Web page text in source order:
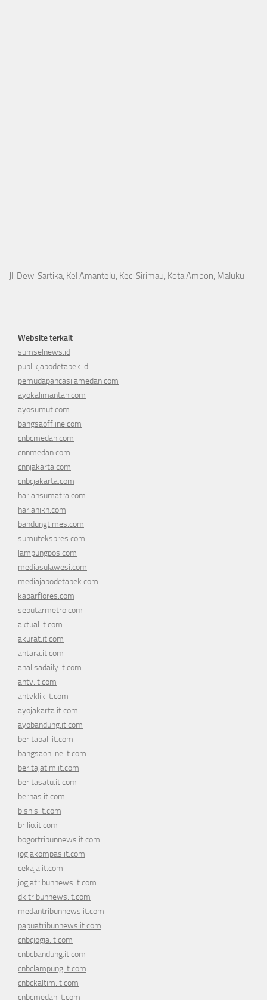
Jl. Dewi Sartika, Kel Amantelu, Kec. Sirimau, Kota Ambon, Maluku
Website terkait
sumselnews.id
publikjabodetabek.id
pemudapancasilamedan.com
ayokalimantan.com
ayosumut.com
bangsaoffline.com
cnbcmedan.com
cnnmedan.com
cnnjakarta.com
cnbcjakarta.com
hariansumatra.com
harianikn.com
bandungtimes.com
sumutekspres.com
lampungpos.com
mediasulawesi.com
mediajabodetabek.com
kabarflores.com
seputarmetro.com
aktual.it.com
akurat.it.com
antara.it.com
analisadaily.it.com
antv.it.com
antvklik.it.com
ayojakarta.it.com
ayobandung.it.com
beritabali.it.com
bangsaonline.it.com
beritajatim.it.com
beritasatu.it.com
bernas.it.com
bisnis.it.com
brilio.it.com
bogortribunnews.it.com
jogjakompas.it.com
cekaja.it.com
jogjatribunnews.it.com
dkitribunnews.it.com
medantribunnews.it.com
papuatribunnews.it.com
cnbcjogja.it.com
cnbcbandung.it.com
cnbclampung.it.com
cnbckaltim.it.com
cnbcmedan.it.com